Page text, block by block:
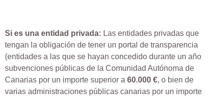
Si es una entidad privada: Las entidades privadas que
tengan la obligación de tener un portal de transparencia
(entidades a las que se hayan concedido durante un año
subvenciones públicas de la Comunidad Autónoma de
Canarias por un importe superior a 60.000 €, o bien de
varias administraciones públicas canarias por un importe